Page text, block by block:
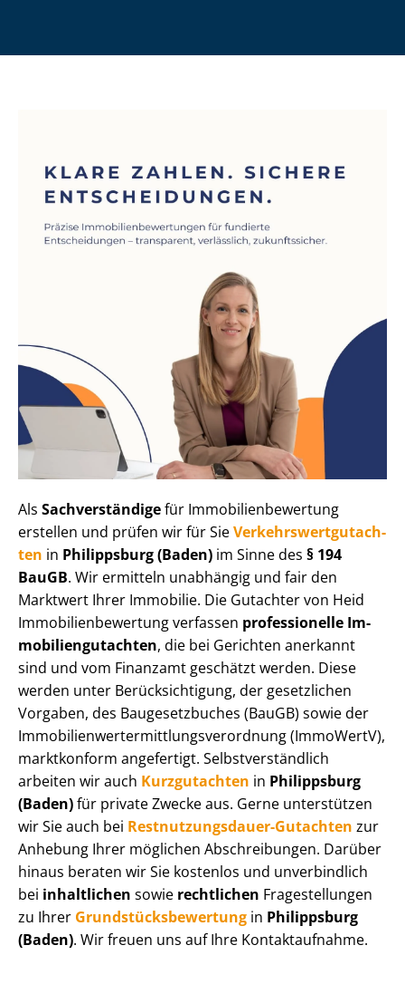
Als Sachverständigefür Im­mo­bi­li­en­be­wer­tung
erstellen und prüfen wir für SieVer­kehrs­wert­gut­ach­
ten in Philippsburg (Baden) im Sinne des § 194
BauGB. Wir ermitteln unabhängig und fair den
Marktwert Ihrer Immobilie. Die Gutachter von Heid
Im­mo­bi­li­en­be­wer­tung verfassen professionelle Im­
mo­bi­li­en­gut­ach­ten, die bei Gerichten anerkannt
sind und vom Finanzamt geschätzt werden. Diese
werden unter Be­rück­sich­ti­gung, der gesetzlichen
Vorgaben, des Baugesetzbuches (BauGB) sowie der
Im­mo­bi­li­en­wert­ermitt­lungs­ver­ord­nung (ImmoWertV),
marktkonform angefertigt. Selbst­ver­ständ­lich
arbeiten wir auch Kurzgutachten in Philippsburg
(Baden)für private Zwecke aus. Gerne unterstützen
wir Sie auch bei Rest­nut­zungs­dau­er-Gutachten zur
Anhebung Ihrer möglichen Abschreibungen. Darüber
hinaus beraten wir Sie kostenlos und unverbindlich
bei inhaltlichen sowie rechtlichen Fragestellungen
zu Ihrer Grund­stücks­be­wer­tung in Philippsburg
(Baden). Wir freuen uns auf Ihre Kontaktaufnahme.